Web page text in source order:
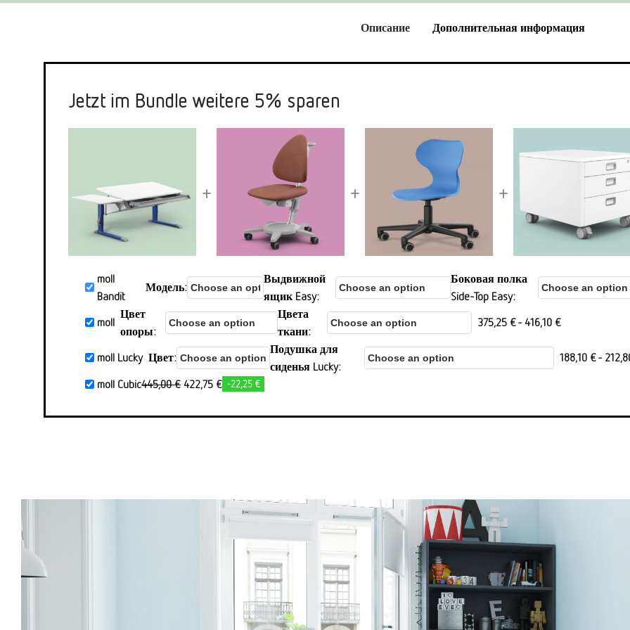
Описание Дополнительная информация
Jetzt im Bundle weitere 5% sparen
+ + +
moll
Bandit
Модель
Выдвижной
ящик Easy
Боковая полка
Side-Top Easy
moll
Цвет
опоры
Цвета
ткани
375,25 €- 416,10 €
moll Lucky Цвет
Подушка для
сиденья Lucky
188,10 €-
moll Cubic445,00€ Первоначальная
была:
422,75 €Aktueller
ist:
-22,25 €